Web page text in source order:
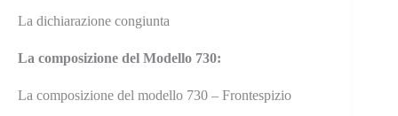
La dichiarazione congiunta
La composizione del Modello 730:
La composizione del modello 730 – Frontespizio